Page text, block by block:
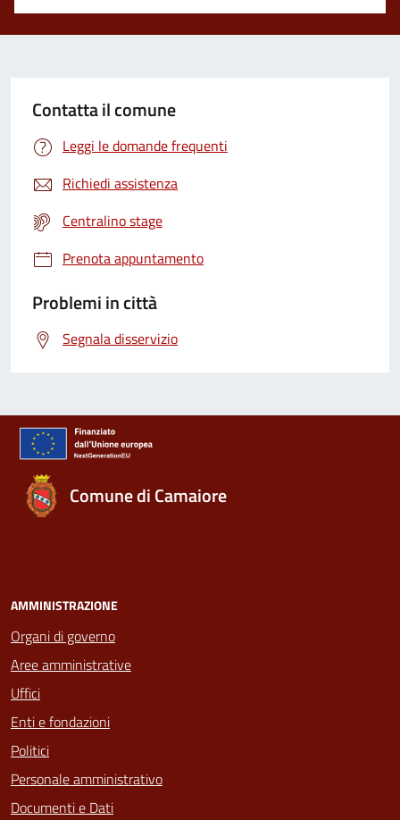
Contatta il comune
Leggi le domande frequenti
Richiedi assistenza
Centralino stage
Prenota appuntamento
Problemi in città
Segnala disservizio
Comune di Camaiore
AMMINISTRAZIONE
Organi di governo
Aree amministrative
Uffici
Enti e fondazioni
Politici
Personale amministrativo
Documenti e Dati